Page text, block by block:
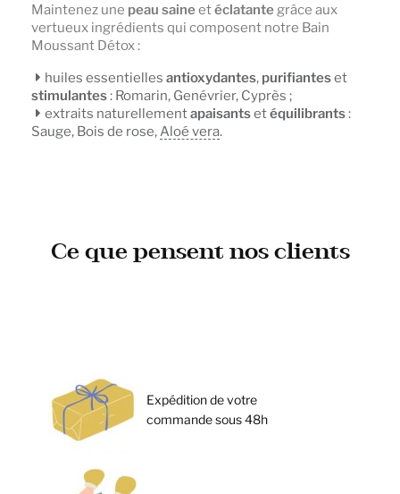
Maintenez une peau saineetéclatantegrâce aux
vertueux ingrédients qui composent notre Bain
Moussant Détox :
huiles essentielles antioxydantes, purifianteset
stimulantes: Romarin, Genévrier, Cyprès ;
extraits naturellementapaisantsetéquilibrants:
Sauge, Bois de rose,Aloé vera.
Ce que pensent nos clients
Expédition de votre
commande sous 48h